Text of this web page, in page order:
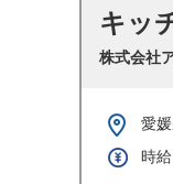
キッ
株式会社
愛
時